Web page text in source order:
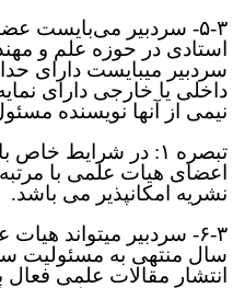
۵-۳- سردبیر می‌بایست
در حوزه علم و
یا خارجی دارای نمایه
از آنها نویسنده
تبصره ۱: در شرایط
هیات علمی با مرتبه
امکانپذیر می ­باشد.
منتهی به مسئولیت
مقالات علمی فعال